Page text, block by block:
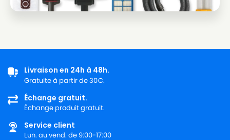
LG-
LG-GOLDSTAR TB 39
LG-
GOLDSTAR
LG-GOLDSTAR TURBO 2700
LG-
GOLDSTAR
LG-GOLDSTAR TURBO 2900
LG-
Livraison en 24h à 48h.
Gratuite à partir de 30€.
Échange gratuit.
Échange produit gratuit.
Service client
Lun. au vend. de 9:00-17:00